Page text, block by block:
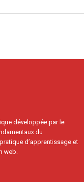
développée par le
du
d’apprentissage et
web.